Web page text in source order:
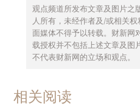
观点频道所发布文章及图片之
人所有，未经作者及/或相关
面媒体不得予以转载。财新网
载授权并不包括上述文章及图
不代表财新网的立场和观点。
相关阅读